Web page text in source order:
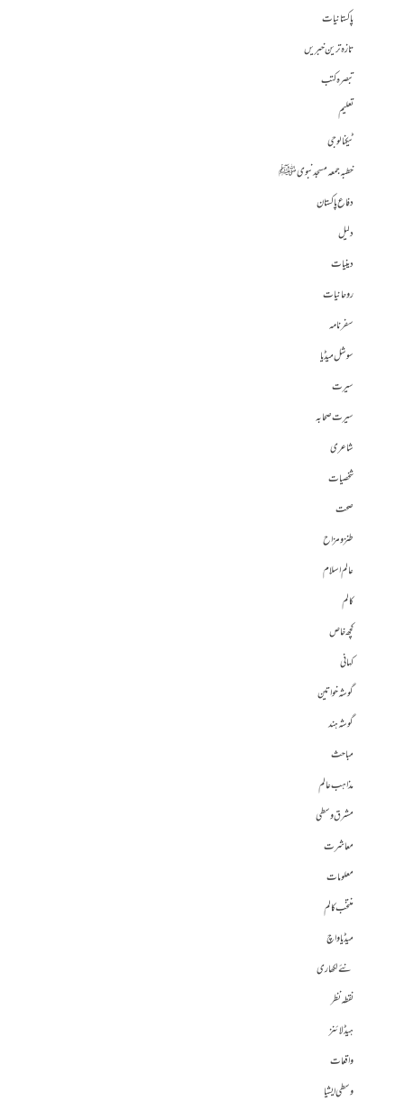
پاکستانیات
تازہ ترین خبریں
تبصرہ کتب
تعلیم
ٹیکنالوجی
خطبہ جمعہ مسجد نبوی ﷺ
دفاع پاکستان
دلیل
دینیات
روحانیات
سفرنامہ
سوشل میڈیا
سیرت
سیرت صحابہ
شاعری
شخصیات
صحت
طنز و مزاح
عالم اسلام
کالم
کچھ خاص
کہانی
گوشہ خواتین
گوشہ ہند
مباحث
مذاہب عالم
مشرق وسطی
معاشرت
معلومات
منتخب کالم
میڈیا واچ
نئے لکھاری
نقطہ نظر
ہیڈلائنز
واقعات
وسطی ایشیا